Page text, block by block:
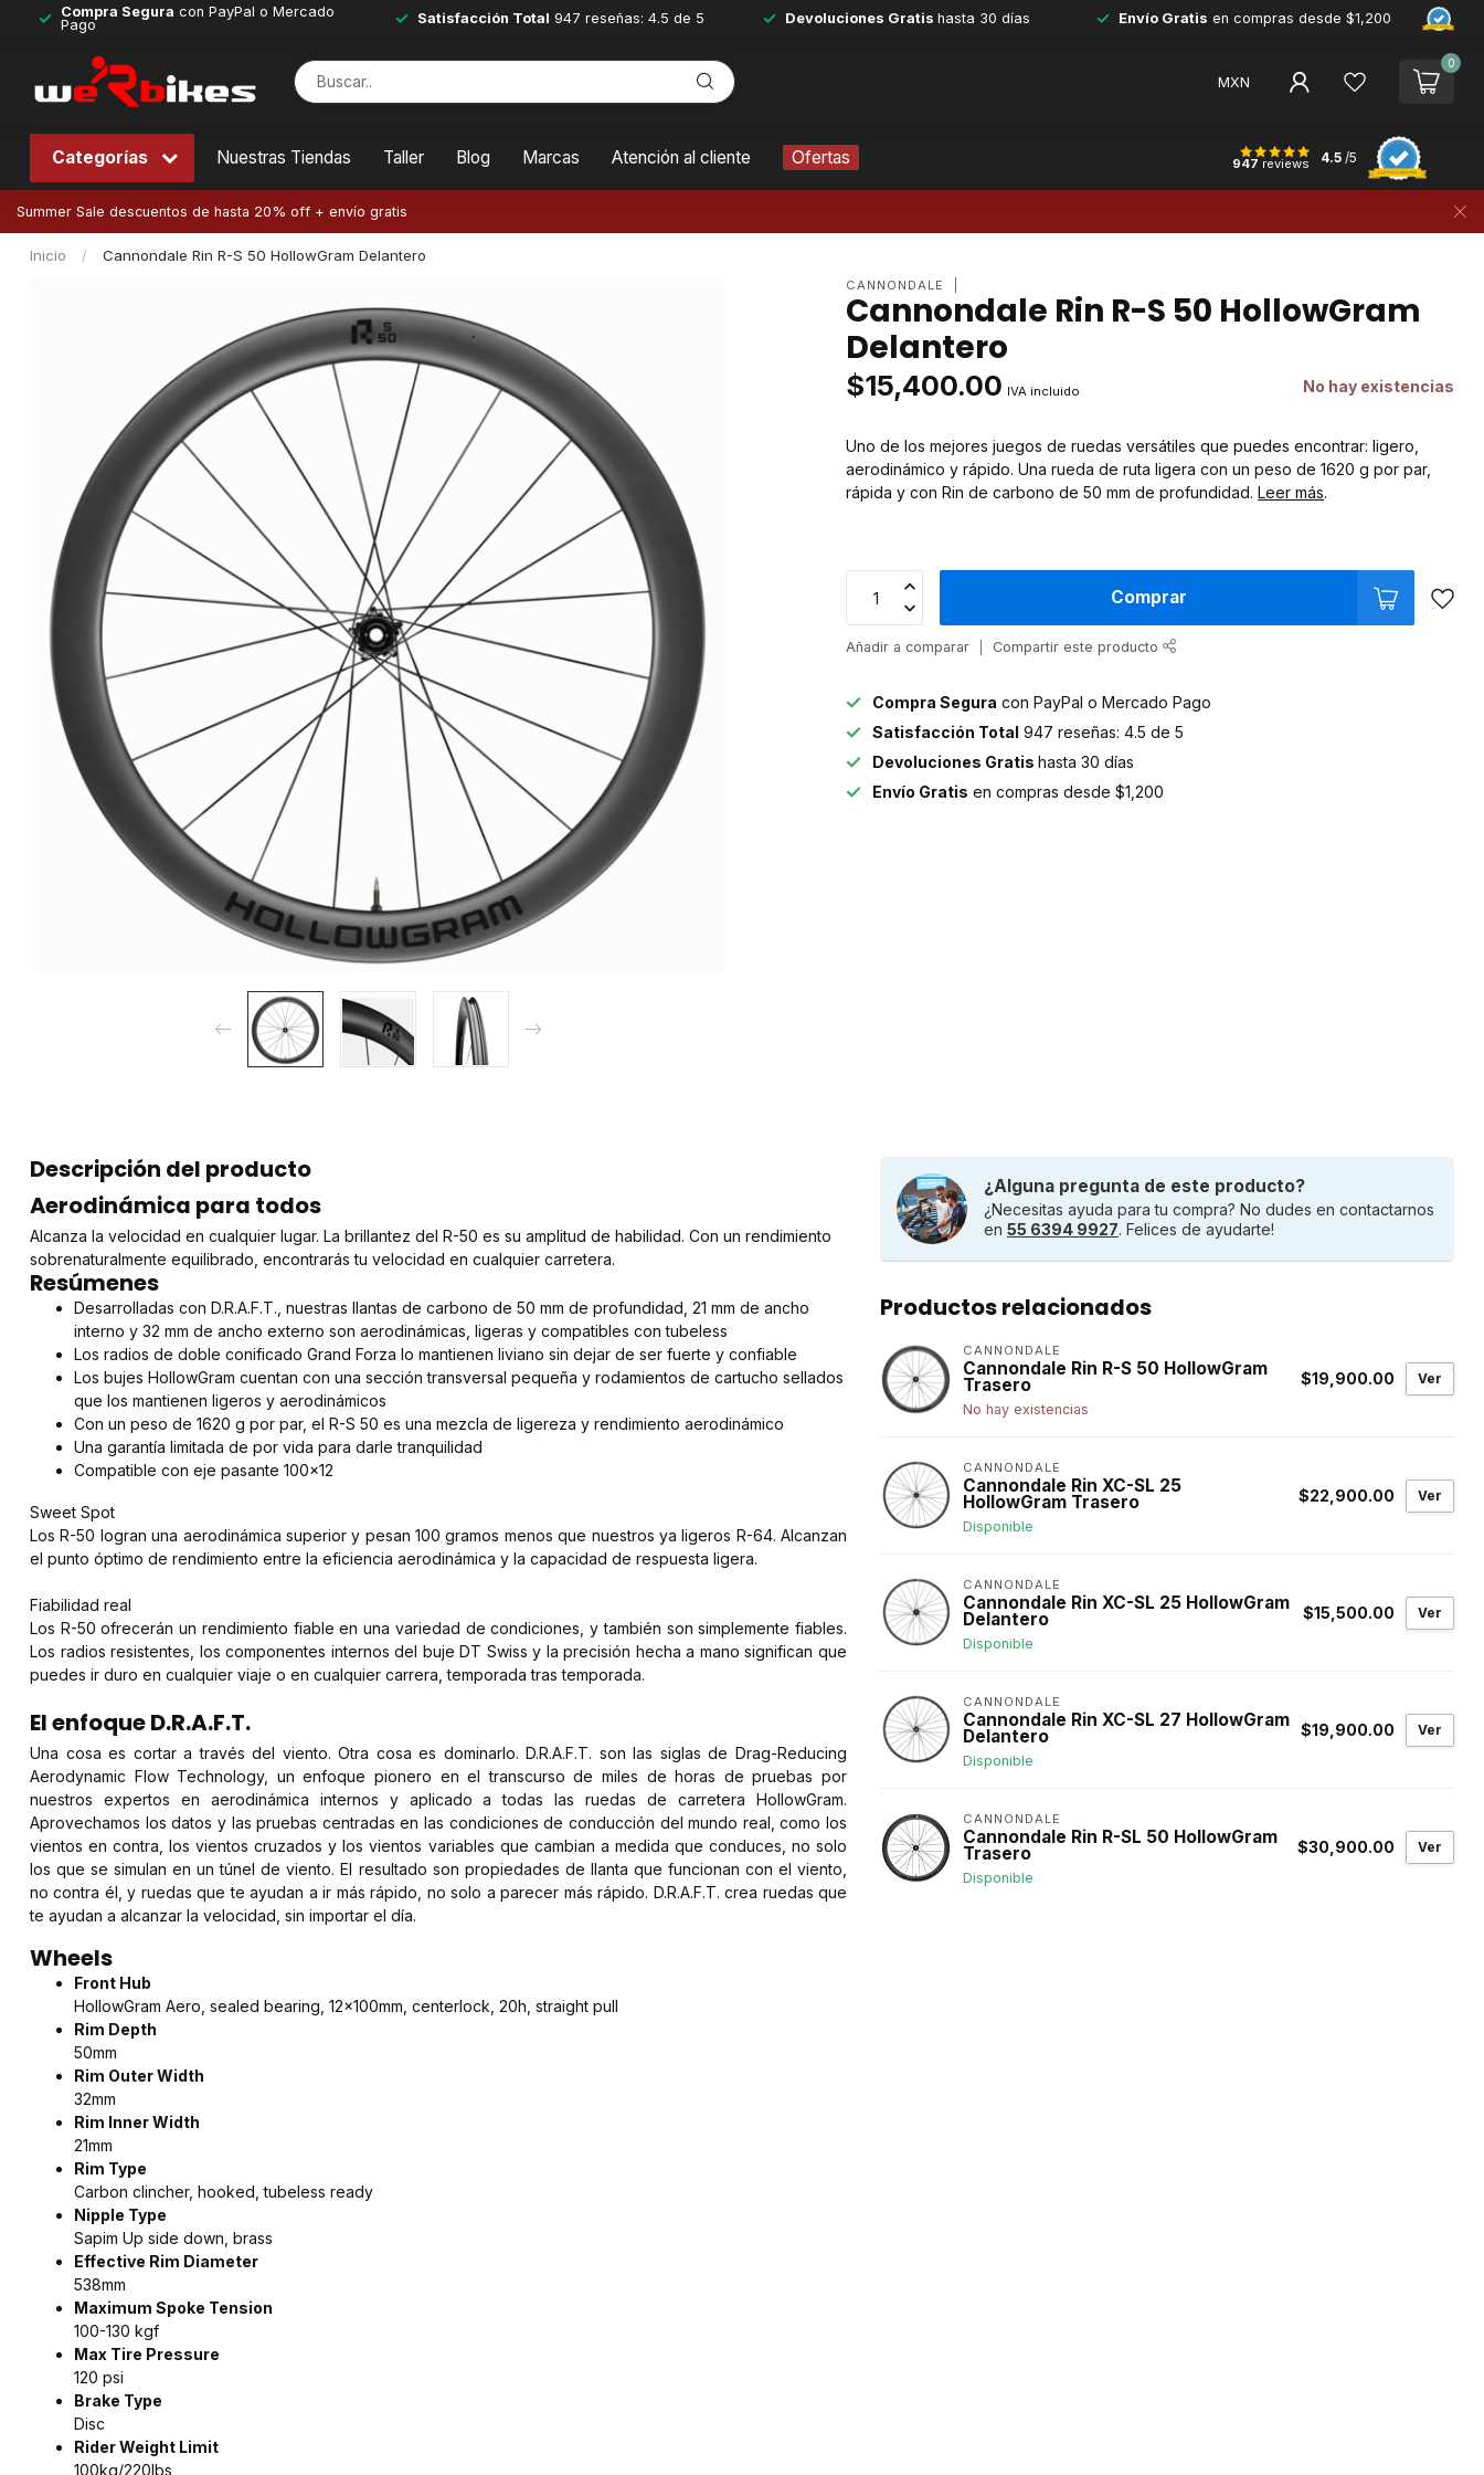
Compra Segura con PayPal o Mercado
Pago
Satisfacción Total 947 reseñas: 4.5 de 5 Devoluciones Gratis hasta 30 días Envío Gratis en compras desde $1,200
MXN
0
Categorías Nuestras Tiendas Taller Blog Marcas Atención al cliente Ofertas 947 reviews 4.5 /5
Summer Sale descuentos de hasta 20% off + envío gratis
Inicio / Cannondale Rin R-S 50 HollowGram Delantero
CANNONDALE
Cannondale Rin R-S 50 HollowGram
Delantero
$15,400.00 IVA incluido No hay existencias
Uno de los mejores juegos de ruedas versátiles que puedes encontrar: ligero,
aerodinámico y rápido. Una rueda de ruta ligera con un peso de 1620 g por par,
rápida y con Rin de carbono de 50 mm de profundidad.Leer más.
Comprar
Añadir a comparar Compartir este producto
Compra Segura con PayPal o Mercado Pago
Satisfacción Total 947 reseñas: 4.5 de 5
Devoluciones Gratishasta 30 días
Envío Gratis en compras desde $1,200
Descripción del producto
Aerodinámica para todos
Alcanza la velocidad en cualquier lugar. La brillantez del R-50 es su amplitud de habilidad. Con un rendimiento
sobrenaturalmente equilibrado, encontrarás tu velocidad en cualquier carretera.
Resúmenes
Desarrolladas con D.R.A.F.T., nuestras llantas de carbono de 50 mm de profundidad, 21 mm de ancho
interno y 32 mm de ancho externo son aerodinámicas, ligeras y compatibles con tubeless
Los radios de doble conificado Grand Forza lo mantienen liviano sin dejar de ser fuerte y confiable
Los bujes HollowGram cuentan con una sección transversal pequeña y rodamientos de cartucho sellados
que los mantienen ligeros y aerodinámicos
Con un peso de 1620 g por par, el R-S 50 es una mezcla de ligereza y rendimiento aerodinámico
Una garantía limitada de por vida para darle tranquilidad
Compatible con eje pasante 100x12
Sweet Spot
Los R-50 logran una aerodinámica superior y pesan 100 gramos menos que nuestros ya ligeros R-64. Alcanzan
el punto óptimo de rendimiento entre la eficiencia aerodinámica y la capacidad de respuesta ligera.
Fiabilidad real
Los R-50 ofrecerán un rendimiento fiable en una variedad de condiciones, y también son simplemente fiables.
Los radios resistentes, los componentes internos del buje DT Swiss y la precisión hecha a mano significan que
puedes ir duro en cualquier viaje o en cualquier carrera, temporada tras temporada.
El enfoque D.R.A.F.T.
Una cosa es cortar a través del viento. Otra cosa es dominarlo. D.R.A.F.T. son las siglas de Drag-Reducing
Aerodynamic Flow Technology, un enfoque pionero en el transcurso de miles de horas de pruebas por
nuestros expertos en aerodinámica internos y aplicado a todas las ruedas de carretera HollowGram.
Aprovechamos los datos y las pruebas centradas en las condiciones de conducción del mundo real, como los
vientos en contra, los vientos cruzados y los vientos variables que cambian a medida que conduces, no solo
los que se simulan en un túnel de viento. El resultado son propiedades de llanta que funcionan con el viento,
no contra él, y ruedas que te ayudan a ir más rápido, no solo a parecer más rápido. D.R.A.F.T. crea ruedas que
te ayudan a alcanzar la velocidad, sin importar el día.
Wheels
Front Hub
HollowGram Aero, sealed bearing, 12x100mm, centerlock, 20h, straight pull
Rim Depth
50mm
Rim Outer Width
32mm
Rim Inner Width
21mm
Rim Type
Carbon clincher, hooked, tubeless ready
Nipple Type
Sapim Up side down, brass
Effective Rim Diameter
538mm
Maximum Spoke Tension
100-130 kgf
Max Tire Pressure
120 psi
Brake Type
Disc
Rider Weight Limit
100kg/220lbs
¿Alguna pregunta de este producto?
¿Necesitas ayuda para tu compra? No dudes en contactarnos
en 55 6394 9927. Felices de ayudarte!
Productos relacionados
CANNONDALE
Cannondale Rin R-S 50 HollowGram
Trasero
No hay existencias
$19,900.00 Ver
CANNONDALE
Cannondale Rin XC-SL 25
HollowGram Trasero
Disponible
$22,900.00 Ver
CANNONDALE
Cannondale Rin XC-SL 25 HollowGram
Delantero
Disponible
$15,500.00 Ver
CANNONDALE
Cannondale Rin XC-SL 27 HollowGram
Delantero
Disponible
$19,900.00 Ver
CANNONDALE
Cannondale Rin R-SL 50 HollowGram
Trasero
Disponible
$30,900.00 Ver